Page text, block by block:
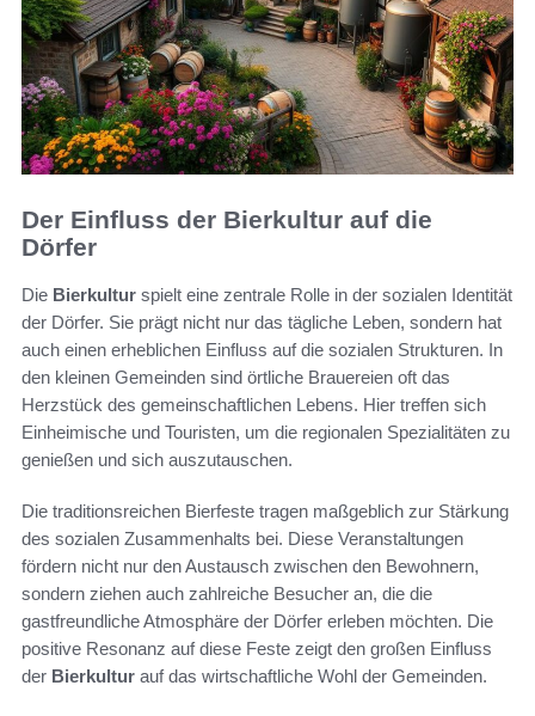
Der Einfluss der Bierkultur auf die
Dörfer
Die Bierkultur spielt eine zentrale Rolle in der sozialen Identität
der Dörfer. Sie prägt nicht nur das tägliche Leben, sondern hat
auch einen erheblichen Einfluss auf die sozialen Strukturen. In
den kleinen Gemeinden sind örtliche Brauereien oft das
Herzstück des gemeinschaftlichen Lebens. Hier treffen sich
Einheimische und Touristen, um die regionalen Spezialitäten zu
genießen und sich auszutauschen.
Die traditionsreichen Bierfeste tragen maßgeblich zur Stärkung
des sozialen Zusammenhalts bei. Diese Veranstaltungen
fördern nicht nur den Austausch zwischen den Bewohnern,
sondern ziehen auch zahlreiche Besucher an, die die
gastfreundliche Atmosphäre der Dörfer erleben möchten. Die
positive Resonanz auf diese Feste zeigt den großen Einfluss
der Bierkultur auf das wirtschaftliche Wohl der Gemeinden.